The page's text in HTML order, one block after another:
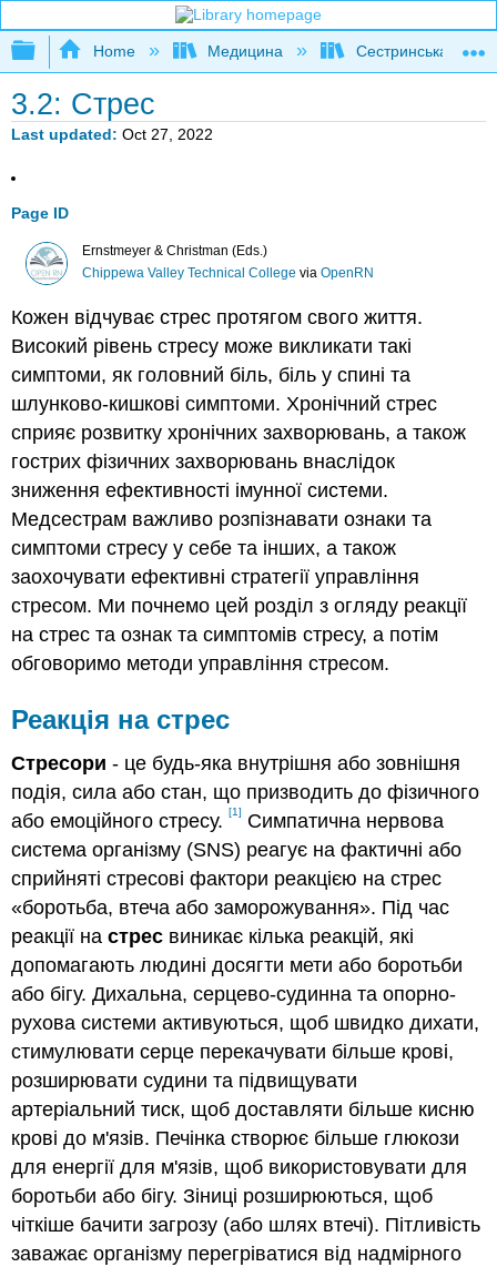
Expand/collapse global hierarchy
Home Медицина Сестринська
3.2: Стрес
Last updated Oct 27, 2022
Page ID
Ernstmeyer & Christman (Eds.)
Chippewa Valley Technical College via OpenRN
Кожен відчуває стрес протягом свого життя.
Високий рівень стресу може викликати такі
симптоми, як головний біль, біль у спині та
шлунково-кишкові симптоми. Хронічний стрес
сприяє розвитку хронічних захворювань, а також
гострих фізичних захворювань внаслідок
зниження ефективності імунної системи.
Медсестрам важливо розпізнавати ознаки та
симптоми стресу у себе та інших, а також
заохочувати ефективні стратегії управління
стресом. Ми почнемо цей розділ з огляду реакції
на стрес та ознак та симптомів стресу, а потім
обговоримо методи управління стресом.
Реакція на стрес
Стресори - це будь-яка внутрішня або зовнішня
подія, сила або стан, що призводить до фізичного
або емоційного стресу.[1]
Симпатична нервова
система організму (SNS) реагує на фактичні або
сприйняті стресові фактори реакцією на стрес
«боротьба, втеча або заморожування». Під час
реакції настрес виникає кілька реакцій, які
допомагають людині досягти мети або боротьби
або бігу. Дихальна, серцево-судинна та опорно-
рухова системи активуються, щоб швидко дихати,
стимулювати серце перекачувати більше крові,
розширювати судини та підвищувати
артеріальний тиск, щоб доставляти більше кисню
крові до м'язів. Печінка створює більше глюкози
для енергії для м'язів, щоб використовувати для
боротьби або бігу. Зіниці розширюються, щоб
чіткіше бачити загрозу (або шлях втечі). Пітливість
заважає організму перегріватися від надмірного